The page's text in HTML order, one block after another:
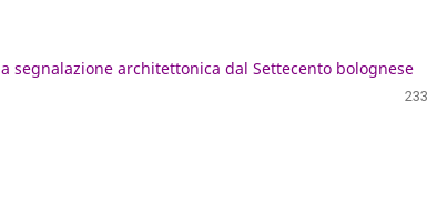
segnalazione architettonica dal Settecento bolognese